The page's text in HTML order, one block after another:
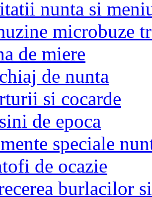
nunta si
microbuze
de miere
de nunta
si cocarde
de epoca
speciale
de ocazie
burlacilor